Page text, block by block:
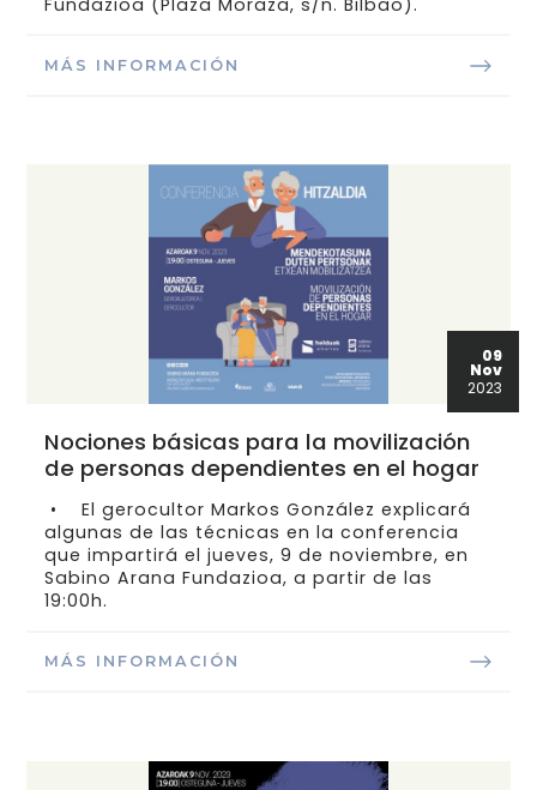
MÁS INFORMACIÓN
09
Nov
2023
Nociones básicas para la movilización
de personas dependientes en el hogar
• El gerocultor Markos González explicará
algunas de las técnicas en la conferencia
que impartirá el jueves, 9 de noviembre, en
Sabino Arana Fundazioa, a partir de las
19:00h.
MÁS INFORMACIÓN